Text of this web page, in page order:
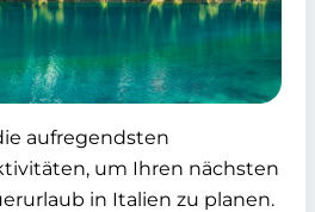
aufregendsten
um Ihren nächsten
in Italien zu planen.